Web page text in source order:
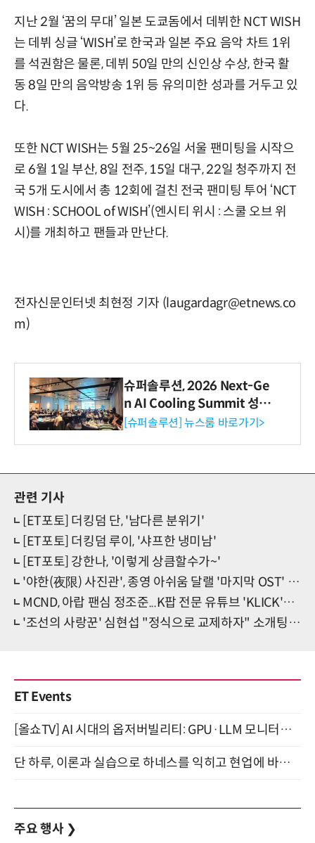
지난 2월 ‘꿈의 무대’ 일본 도쿄돔에서 데뷔한 NCT WISH
는 데뷔 싱글 ‘WISH’로 한국과 일본 주요 음악 차트 1위
를 석권함은 물론, 데뷔 50일 만의 신인상 수상, 한국 활
동 8일 만의 음악방송 1위 등 유의미한 성과를 거두고 있
다.
또한 NCT WISH는 5월 25~26일 서울 팬미팅을 시작으
로 6월 1일 부산, 8일 전주, 15일 대구, 22일 청주까지 전
국 5개 도시에서 총 12회에 걸친 전국 팬미팅 투어 ‘NCT
WISH : SCHOOL of WISH’(엔시티 위시 : 스쿨 오브 위
시)를 개최하고 팬들과 만난다.
전자신문인터넷 최현정 기자 (laugardagr@etnews.co
m)
슈퍼솔루션, 2026 Next-Ge
n AI Cooling Summit 성황
리 성료
[슈퍼솔루션] 뉴스룸 바로가기>
관련 기사
[ET포토] 더킹덤 단, '남다른 분위기'
[ET포토] 더킹덤 루이, '샤프한 냉미남'
[ET포토] 강한나, '이렇게 상큼할수가~'
'야한(夜限) 사진관', 종영 아쉬움 달랠 '마지막 OST' 베일 벗는다
MCND, 아랍 팬심 정조준...K팝 전문 유튜브 'KLICK'서 새 콘텐츠 공개
'조선의 사랑꾼' 심현섭 "정식으로 교제하자" 소개팅녀에 직진
ET Events
[올쇼TV] AI 시대의 옵저버빌리티: GPU·LLM 모니터링부터 AI 기반 장애 대응까지 (8/11 생방송)
단 하루, 이론과 실습으로 하네스를 익히고 현업에 바로 쓰는 핸즈온 워크숍 (8/20)
주요 행사 ❯